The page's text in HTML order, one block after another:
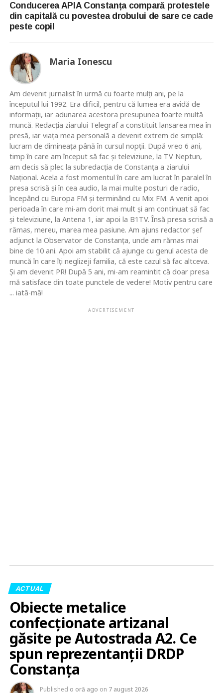
Conducerea APIA Constanța compară protestele
din capitală cu povestea drobului de sare ce cade
peste copil
Maria Ionescu
Am devenit jurnalist în urmă cu foarte mulţi ani, pe la
începutul lui 1992. Era dificil, pentru că lumea era avidă de
informaţii, iar adunarea acestora presupunea foarte multă
muncă. Redacţia ziarului Telegraf a constituit lansarea mea în
presă, iar viaţa mea personală a devenit extrem de simplă:
lucram de dimineaţa până în cursul nopţii. După vreo 6 ani,
timp în care am început să fac şi televiziune, la TV Neptun,
am decis să plec la subredacţia de Constanţa a ziarului
Naţional. Acela a fost momentul în care am lucrat în paralel în
presa scrisă şi în cea audio, la mai multe posturi de radio,
începând cu Europa FM şi terminând cu Mix FM. A venit apoi
perioada în care mi-am dorit mai mult şi am continuat să fac
şi televiziune, la Antena 1, iar apoi la B1TV. Însă presa scrisă a
rămas, mereu, marea mea pasiune. Am ajuns redactor şef
adjunct la Observator de Constanţa, unde am rămas mai
bine de 10 ani. Apoi am stabilit că ajunge cu genul acesta de
muncă în care îţi neglizeji familia, că este cazul să fac altceva.
Şi am devenit PR! După 5 ani, mi-am reamintit că doar presa
mă satisface din toate punctele de vedere! Motiv pentru care
... iată-mă!
ADVERTISEMENT
ACTUAL
Obiecte metalice
confecționate artizanal
găsite pe Autostrada A2. Ce
spun reprezentanții DRDP
Constanța
Published o oră ago on 7 august 2026